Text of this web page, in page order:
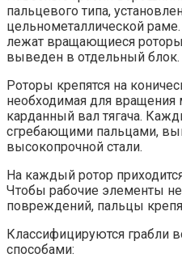
пальцевого типа,
цельнометаллической
лежат вращающиеся
выведен в отдельный блок.
Роторы крепятся на
необходимая для вращения
карданный вал тягача.
сгребающими пальцами,
высокопрочной стали.
На каждый ротор
Чтобы рабочие элементы
повреждений, пальцы
Классифицируются грабли
способами: